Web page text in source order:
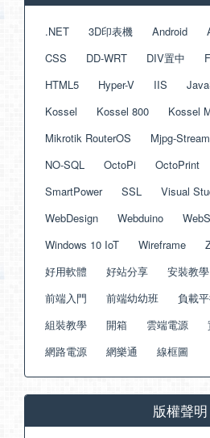
.NET 3D印表機 Android
CSS
DD-WRT DIV置中
HTML5
Hyper-V IIS
Kossel
Kossel 800 Kossel
Mikrotik RouterOS
Mjpg-
NO-SQL
OctoPi OctoPrint
SmartPower
SSL Visual
WebDesign
Webduino
Windows 10 IoT
Wireframe
好用軟體
好站分享 安裝教學
前端入門
前端幼幼班 負載
組裝教學
開箱 雲端電源
網路電源
網樂通 線框圖
版權聲明